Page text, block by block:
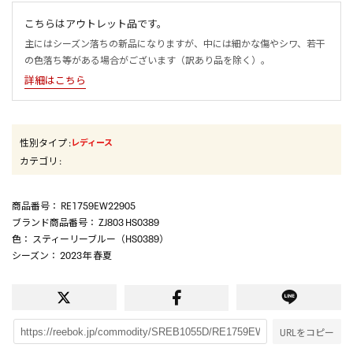
こちらはアウトレット品です。
主にはシーズン落ちの新品になりますが、中には細かな傷やシワ、若干
の色落ち等がある場合がございます（訳あり品を除く）。
詳細はこちら
性別タイプ:レディース
カテゴリ :
商品番号 ： RE1759EW22905
ブランド商品番号 ： ZJ803 HS0389
色 ： スティーリーブルー（HS0389）
シーズン ： 2023年 春夏
URLをコピー